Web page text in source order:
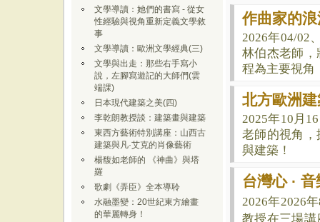
文學導讀：她們的書寫 - 從女
性經驗與視角重新定義文學敘
事
文學導讀：歐洲文學經典(三)
文學與出走：那些右手寫小
說，左腳寫遊記的大師們(雲
端課)
日本現代建築之美(四)
李乾朗教授談：建築畫與建築
東西方藝術特別講座：山西古
建築與凡·艾克的肖像藝術
楊馥如老師的 《神曲》與塔
羅
歌劇《弄臣》全本導聆
水融墨變：20世紀東方繪畫
的華麗轉身！
作曲家的
2026年04/02
林伯杰老師
程為主要視角
北方歐洲
2025年10月
老師的視角
與建築！
台灣心 ·
2026年2026
教授在三場